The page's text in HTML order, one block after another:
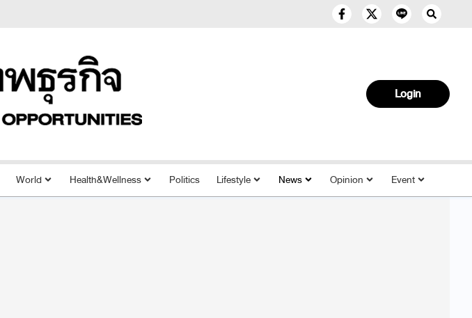
Login
World Health&Wellness Politics Lifestyle News Opinion Event